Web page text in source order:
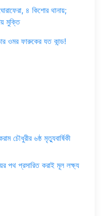
৪ কিশোর থানায়;
মুক্তি
ওমর ফারুকের যত কান্ড!
চৌধুরীর ৬ষ্ঠ মৃত্যুবার্ষিকী
পথ প্রসারিত করাই মূল লক্ষ্য